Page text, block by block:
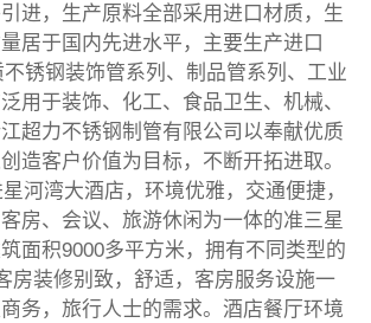
进，生产原料全部采用进口材质，生
居于国内先进水平，主要生产进口
不锈钢装饰管系列、制品管系列、工业
用于装饰、化工、食品卫生、机械、
超力不锈钢制管有限公司以奉献优质
造客户价值为目标，不断开拓进取。
河湾大酒店，环境优雅，交通便捷，
房、会议、旅游休闲为一体的准三星
面积9000多平方米，拥有不同类型的
房装修别致，舒适，客房服务设施一
务，旅行人士的需求。酒店餐厅环境